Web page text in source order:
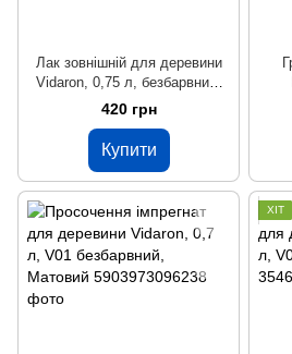
Лак зовнішній для деревини
Vidaron, 0,75 л, безбарвний,
глянсовий
420 грн
Купити
ХІТ